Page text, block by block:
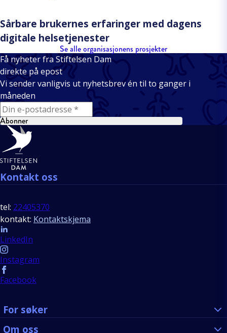
Sårbare brukernes erfaringer med dagens
digitale helsetjenester
Se alle organisasjonens prosjekter
Få nyheter fra Stiftelsen Dam
direkte på epost
Vi sender vanligvis ut nyhetsbrev én til to ganger i
måneden
E-mail
Abonner
Bunntekst
Kontakt oss
tel: 22405370
kontakt: Kontaktskjema
Follow us
LinkedIn
Instagram
Facebook
For søker
Om oss